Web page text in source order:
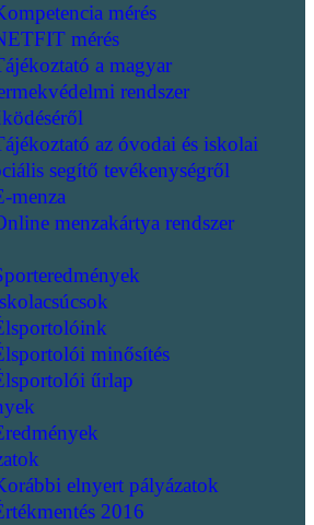
mérés
mérés
a magyar
rendszer
az óvodai és iskolai
segítő tevékenységről
menza
menzakártya rendszer
minősítés
űrlap
elnyert pályázatok
2016